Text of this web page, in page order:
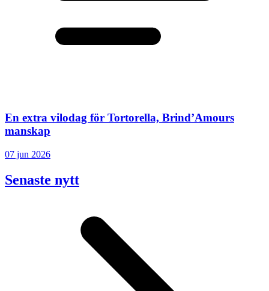
En extra vilodag för Tortorella, Brind’Amours
manskap
07 jun 2026
Senaste nytt